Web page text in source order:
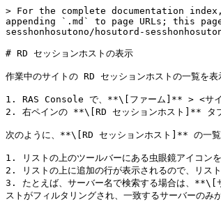
> For the complete documentation
appending `.md` to page URLs; this
sesshonhosutono/hosutord-
# RD セッションホストの表示
作業中のサイトの RD セッションホストの一覧を表
1. RAS Console で、**\[ファーム]** > <サイ
2. 右ペインの **\[RD セッションホスト]** タブ
次のように、**\[RD セッションホスト]** の一覧
1. リストの上のツールバーにある虫眼鏡アイコンを
2. リストの上に追加の行が表示されるので、リス
3. たとえば、サーバー名で検索する場合は、**\[
ストがフィルタリングされ、一致するサーバーのみ